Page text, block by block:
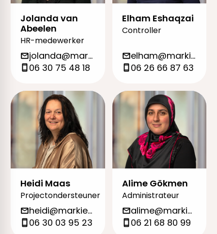
Jolanda van
Abeelen
HR-medewerker
jolanda@markieza.org
06 30 75 48 18
Elham Eshaqzai
Controller
elham@markieza.org
06 26 66 87 63
Heidi Maas
Projectondersteuner
heidi@markieza.org
06 30 03 95 23
Alime Gökmen
Administrateur
alime@markieza.org
06 21 68 80 99